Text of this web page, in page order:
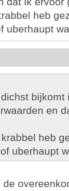
heb
uberhaupt
en
heb
uberhaupt